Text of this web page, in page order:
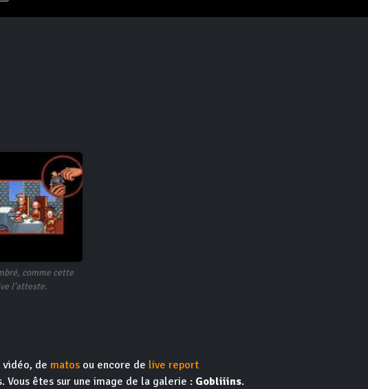
comme cette
l'atteste.
de matos ou encore de live report
Vous êtes sur une image de la galerie : Gobliiins.